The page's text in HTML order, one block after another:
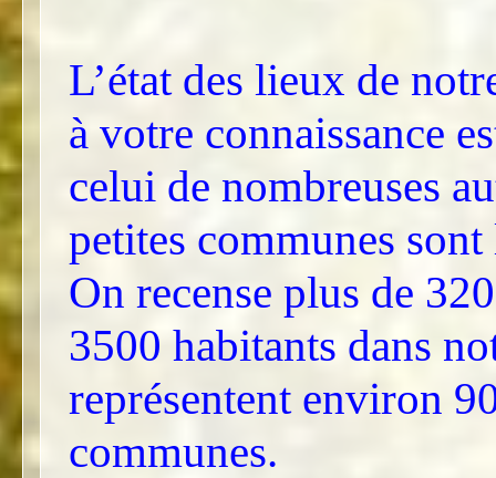
L’état des lieux de
à votre connaissance
celui de nombreuses
petites communes
On recense plus de
3500 habitants dans
représentent environ
communes.